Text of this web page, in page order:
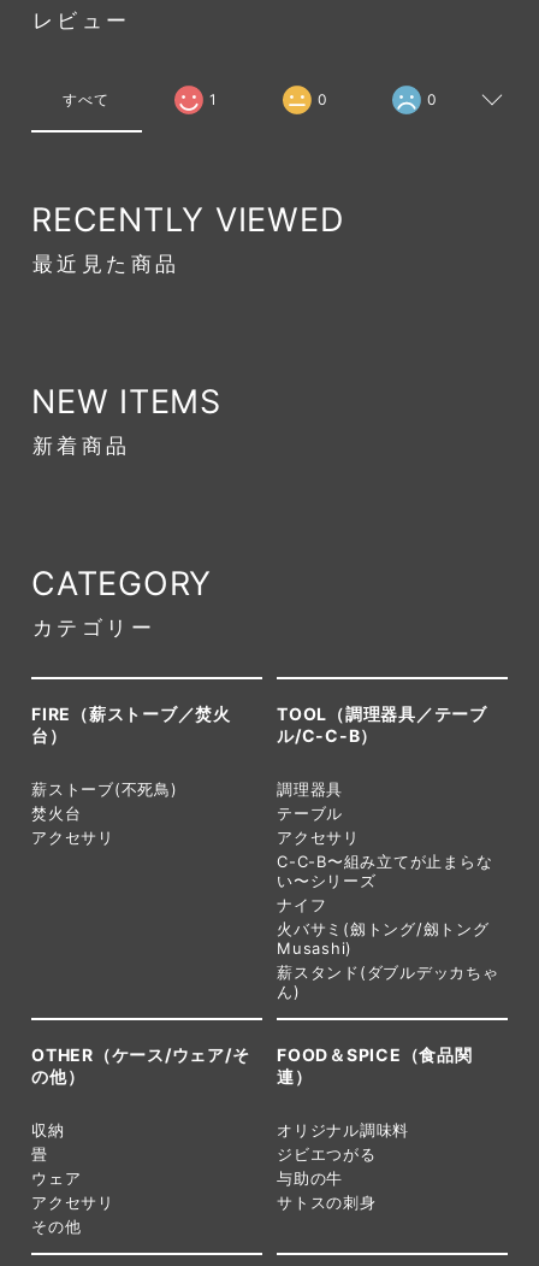
レビュー
すべて 1 0 0
RECENTLY VIEWED
最近見た商品
NEW ITEMS
新着商品
CATEGORY
カテゴリー
FIRE（薪ストーブ／焚火
台）
薪ストーブ(不死鳥)
焚火台
アクセサリ
TOOL（調理器具／テーブ
ル/C-C-B）
調理器具
テーブル
アクセサリ
C-C-B〜組み立てが止まらな
い〜シリーズ
ナイフ
火バサミ(劔トング/劔トング
Musashi)
薪スタンド(ダブルデッカちゃ
ん)
OTHER（ケース/ウェア/そ
の他）
収納
畳
ウェア
アクセサリ
その他
FOOD＆SPICE（食品関
連）
オリジナル調味料
ジビエつがる
与助の牛
サトスの刺身